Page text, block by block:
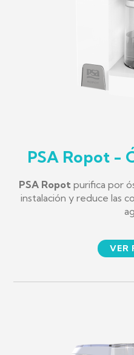
PSA Ropot -
PSA Ropot purifica por
instalación y reduce las
VER